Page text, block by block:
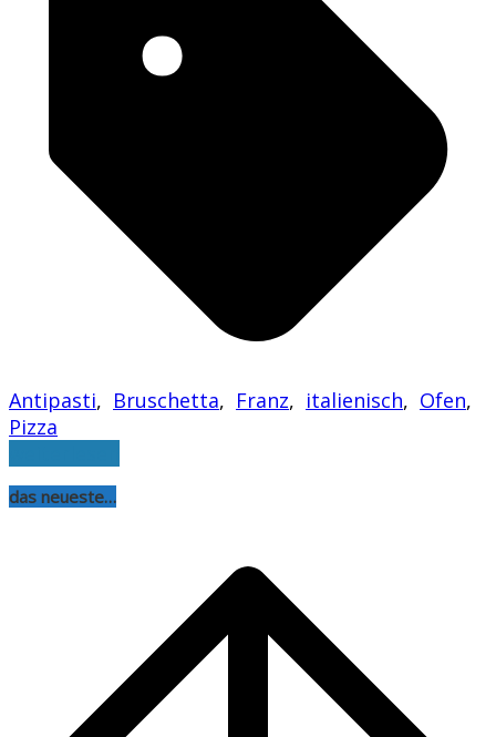
Antipasti, Bruschetta, Franz, italienisch, Ofen,
Pizza
das neueste…